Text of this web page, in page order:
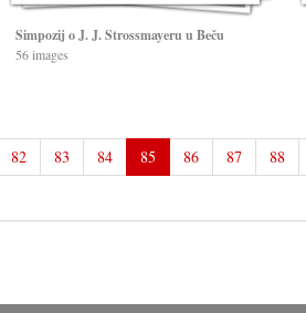
Simpozij o J. J. Strossmayeru u Beču
56 images
82 83 84 85 86 87 88